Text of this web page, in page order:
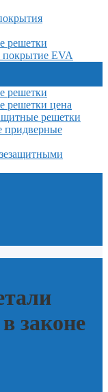
решетки
покрытие EVA
решетки
решетки цена
решетки
придверные
законе